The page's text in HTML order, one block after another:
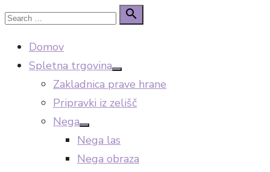
Skip
content
Search

Search
Domov
Spletna trgovina
Show
sub
menu
Zakladnica prave hrane
Pripravki iz zelišč
Nega
Show
sub
menu
Nega las
Nega obraza